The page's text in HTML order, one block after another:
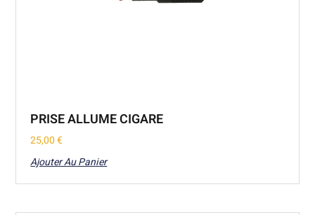
PRISE ALLUME CIGARE
25,00€
Ajouter Au Panier